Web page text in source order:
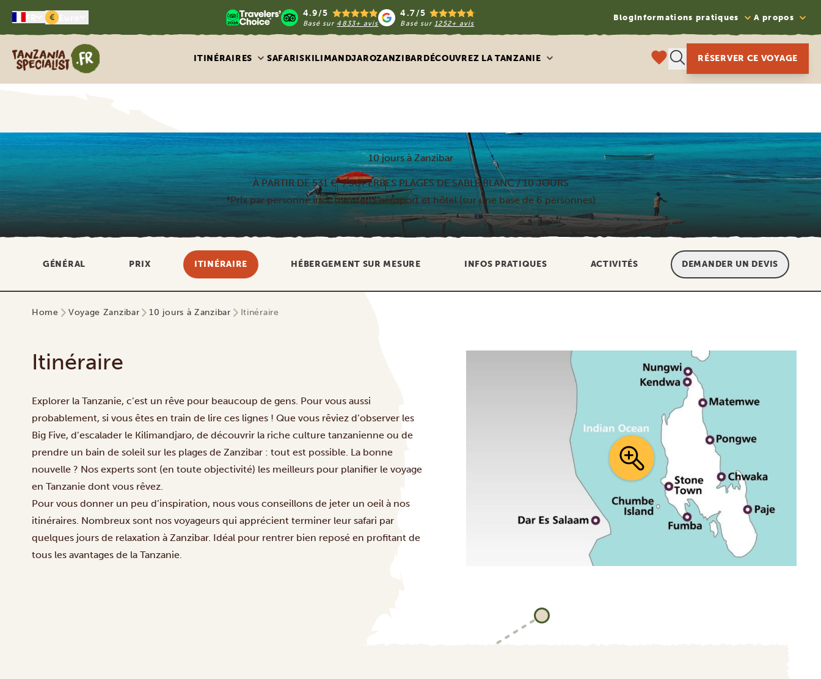
€ 4.9/5
Basé sur 4833+ avis
4.7/5
Basé sur1252+ avis
BlogInformations pratiques A propos
Tanzania Specialist
ITINÉRAIRES SAFARISKILIMANDJAROZANZIBARDÉCOUVREZ LA TANZANIE RÉSERVER CE VOYAGE
10 jours à Zanzibar
À PARTIR DE 531 €*/ SUPERBES PLAGES DE SABLE BLANC / 10 JOURS
*Prix par personne incl. transferts aéroport et hôtel (sur une base de 6 personnes)
GÉNÉRAL PRIX ITINÉRAIRE HÉBERGEMENT SUR MESURE INFOS PRATIQUES ACTIVITÉS DEMANDER UN DEVIS
Home Voyage Zanzibar 10 jours à Zanzibar Itinéraire
Itinéraire
Explorer la Tanzanie, c’est un rêve pour beaucoup de gens. Pour vous aussi
probablement, si vous êtes en train de lire ces lignes ! Que vous rêviez d’observer les
Big Five, d’escalader le Kilimandjaro, de découvrir la riche culture tanzanienne ou de
prendre un bain de soleil sur les plages de Zanzibar : tout est possible. La bonne
nouvelle ? Nos experts sont (en toute objectivité) les meilleurs pour planifier le voyage
en Tanzanie dont vous rêvez.
Pour vous donner un peu d’inspiration, nous vous conseillons de jeter un oeil à nos
itinéraires. Nombreux sont nos voyageurs qui apprécient terminer leur safari par
quelques jours de relaxation à Zanzibar. Idéal pour rentrer bien reposé en profitant de
tous les avantages de la Tanzanie.